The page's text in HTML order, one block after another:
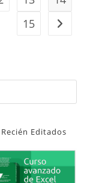
15
Ir a la
Editados